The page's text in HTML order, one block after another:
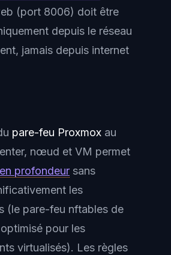
(port 8006) doit être
depuis le réseau
jamais depuis internet
pare-feu Proxmox au
nœud et VM permet
profondeur sans
les
(le pare-feu nftables de
pour les
virtualisés). Les règles